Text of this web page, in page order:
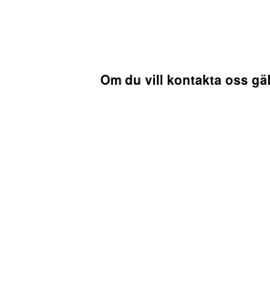
Om du vill kontakta oss